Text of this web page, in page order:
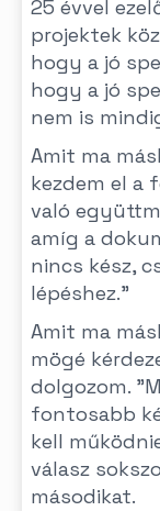
25 évvel
projektek
hogy a jó
hogy a jó
nem is
Amit ma
kezdem el a
való
amíg a
nincs kész,
lépéshez."
Amit ma
mögé
dolgozom.
fontosabb
kell
válasz
másodikat.